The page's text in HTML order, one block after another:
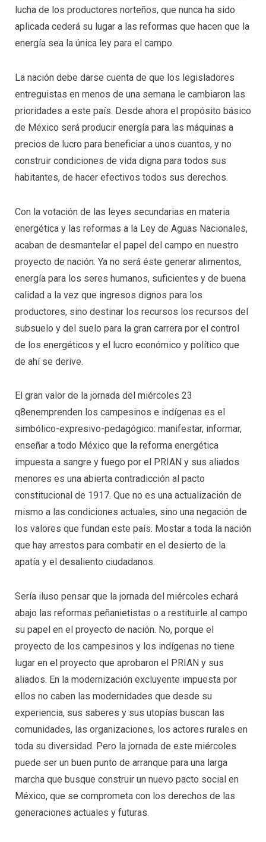
lucha de los productores norteños, que nunca ha sido
aplicada cederá su lugar a las reformas que hacen que la
energía sea la única ley para el campo.
La nación debe darse cuenta de que los legisladores
entreguistas en menos de una semana le cambiaron las
prioridades a este país. Desde ahora el propósito básico
de México será producir energía para las máquinas a
precios de lucro para beneficiar a unos cuantos, y no
construir condiciones de vida digna para todos sus
habitantes, de hacer efectivos todos sus derechos.
Con la votación de las leyes secundarias en materia
energética y las reformas a la Ley de Aguas Nacionales,
acaban de desmantelar el papel del campo en nuestro
proyecto de nación. Ya no será éste generar alimentos,
energía para los seres humanos, suficientes y de buena
calidad a la vez que ingresos dignos para los
productores, sino destinar los recursos los recursos del
subsuelo y del suelo para la gran carrera por el control
de los energéticos y el lucro económico y político que
de ahí se derive.
El gran valor de la jornada del miércoles 23
q8enemprenden los campesinos e indígenas es el
simbólico-expresivo-pedagógico: manifestar, informar,
enseñar a todo México que la reforma energética
impuesta a sangre y fuego por el PRIAN y sus aliados
menores es una abierta contradicción al pacto
constitucional de 1917. Que no es una actualización de
mismo a las condiciones actuales, sino una negación de
los valores que fundan este país. Mostar a toda la nación
que hay arrestos para combatir en el desierto de la
apatía y el desaliento ciudadanos.
Sería iluso pensar que la jornada del miércoles echará
abajo las reformas peñanietistas o a restituirle al campo
su papel en el proyecto de nación. No, porque el
proyecto de los campesinos y los indígenas no tiene
lugar en el proyecto que aprobaron el PRIAN y sus
aliados. En la modernización excluyente impuesta por
ellos no caben las modernidades que desde su
experiencia, sus saberes y sus utopías buscan las
comunidades, las organizaciones, los actores rurales en
toda su diversidad. Pero la jornada de este miércoles
puede ser un buen punto de arranque para una larga
marcha que busque construir un nuevo pacto social en
México, que se comprometa con los derechos de las
generaciones actuales y futuras.